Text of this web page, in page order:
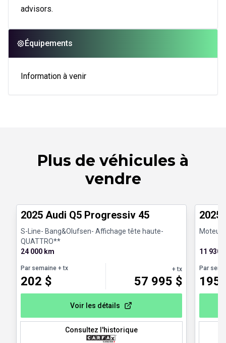
advisors.
Équipements
Information à venir
Plus de véhicules à
vendre
2025 Audi Q5 Progressiv 45
S-Line- Bang&Olufsen- Affichage tête haute-
QUATTRO**
24 000 km
Par semaine + tx
202 $
+ tx
57 995 $
Voir les détails
Consultez l'historique
2025
Moteur:
11 930
Par
195